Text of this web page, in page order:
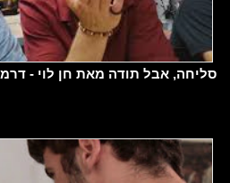
סליחה, אבל תודה מאת חן לוי -